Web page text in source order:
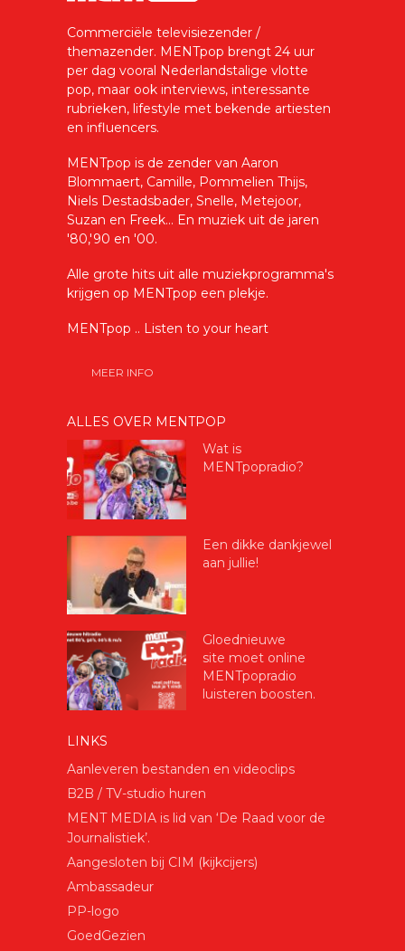
Commerciële televisiezender /
themazender. MENTpop brengt 24 uur
per dag vooral Nederlandstalige vlotte
pop, maar ook interviews, interessante
rubrieken, lifestyle met bekende artiesten
en influencers.
MENTpop is de zender van Aaron
Blommaert, Camille, Pommelien Thijs,
Niels Destadsbader, Snelle, Metejoor,
Suzan en Freek... En muziek uit de jaren
'80,'90 en '00.
Alle grote hits uit alle muziekprogramma's
krijgen op MENTpop een plekje.
MENTpop .. Listen to your heart
MEER INFO
ALLES OVER MENTPOP
Wat is
MENTpopradio?
Een dikke dankjewel
aan jullie!
Gloednieuwe
site moet online
MENTpopradio
luisteren boosten.
LINKS
Aanleveren bestanden en videoclips
B2B / TV-studio huren
MENT MEDIA is lid van ‘De Raad voor de
Journalistiek’.
Aangesloten bij CIM (kijkcijers)
Ambassadeur
PP-logo
GoedGezien